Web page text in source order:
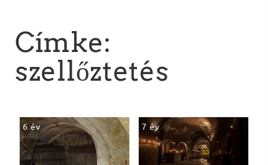
Címke:
szellőztetés
6 év 7 év